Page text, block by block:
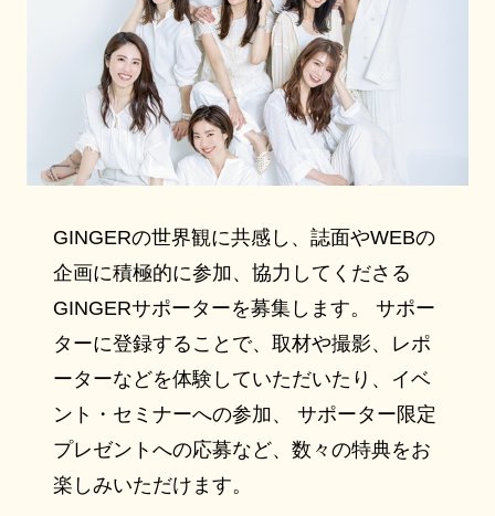
GINGERの世界観に共感し、誌面やWEBの
企画に積極的に参加、協力してくださる
GINGERサポーターを募集します。 サポー
ターに登録することで、取材や撮影、レポ
ーターなどを体験していただいたり、イベ
ント・セミナーへの参加、 サポーター限定
プレゼントへの応募など、数々の特典をお
楽しみいただけます。